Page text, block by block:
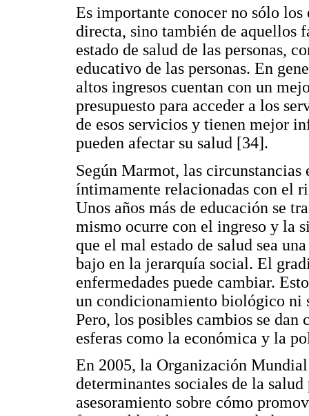
Es importante conocer no sólo
directa, sino también de aquellos
estado de salud de las personas,
educativo de las personas. En
altos ingresos cuentan con un
presupuesto para acceder a los
de esos servicios y tienen mejor
pueden afectar su salud [34].
Según Marmot, las
íntimamente relacionadas con el
Unos años más de educación se
mismo ocurre con el ingreso y la
que el mal estado de salud sea
bajo en la jerarquía social. El
enfermedades puede cambiar.
un condicionamiento biológico ni
Pero, los posibles cambios se dan
esferas como la económica y la
En 2005, la Organización
determinantes sociales de la
asesoramiento sobre cómo